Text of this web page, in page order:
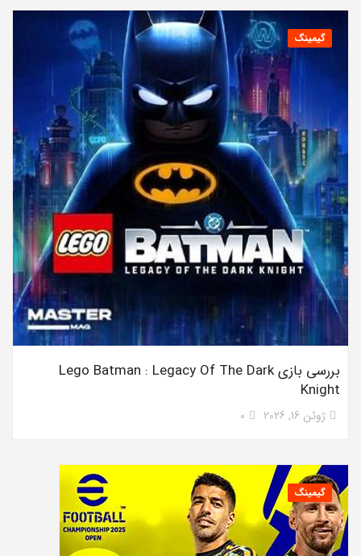
گیمینگ
بررسی بازی Lego Batman : Legacy Of The Dark
Knight
ژوئن 16, 2026 0
گیمینگ